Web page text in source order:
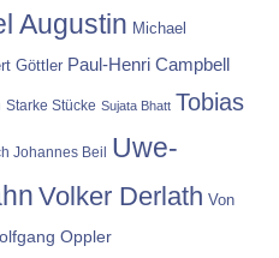
Augustin Michael
Göttler Paul-Henri Campbell
Starke Stücke Sujata Bhatt Tobias
Johannes Beil Uwe-
Volker Derlath Von
Oppler